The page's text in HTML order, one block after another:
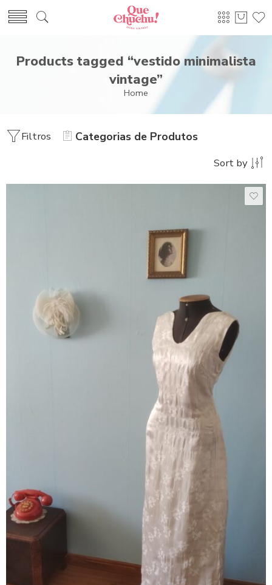
Products tagged “vestido minimalista
vintage”
Home
Filtros Categorias de Produtos
Sort by